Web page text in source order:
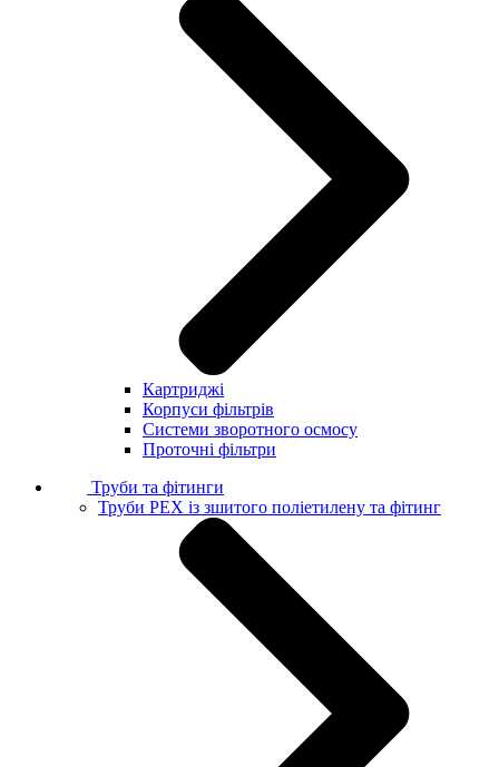
Картриджі
Корпуси фільтрів
Системи зворотного осмосу
Проточні фільтри
Труби та фітинги
Труби PEX із зшитого поліетилену та фітинг